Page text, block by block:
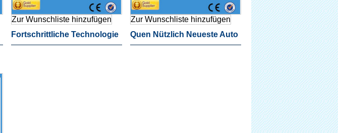
Zur Wunschliste hinzufügen
Fortschrittliche Technologie
Zur Wunschliste hinzufügen
Quen Nützlich Neueste Auto